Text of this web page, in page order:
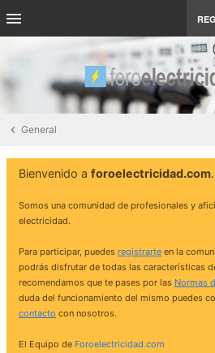
General
Bienvenido a foroelectricidad.com.
Somos una comunidad de profesionales y
electricidad.
Para participar, puedes registrarte en la
podrás disfrutar de todas las características
recomendamos que te pases por las Normas
duda del funcionamiento del mismo puedes
contacto con nosotros.
El Equipo de Foroelectricidad.com